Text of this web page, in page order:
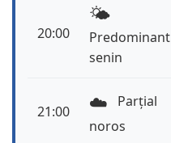
20:00
🌤️
Predominant
senin
21:00 ☁️
Parțial
noros